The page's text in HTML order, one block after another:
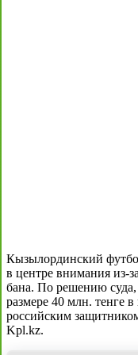
Кызылординский
в центре внимания из-
бана. По решению суда,
размере 40 млн. тенге
российским
Kpl.kz.